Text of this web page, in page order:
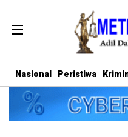
Nasional Peristiwa